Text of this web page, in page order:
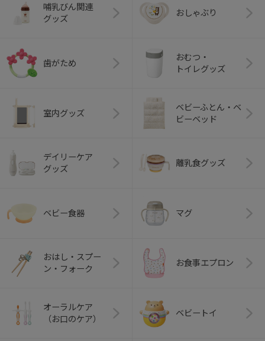
哺乳びん関連
グッズ
おしゃぶり
歯がため
おむつ・
トイレグッズ
室内グッズ
ベビーふとん・ベ
ビーベッド
デイリーケア
グッズ
離乳食グッズ
ベビー食器 マグ
おはし・スプー
ン・フォーク
お食事エプロン
オーラルケア
（お口のケア）
ベビートイ